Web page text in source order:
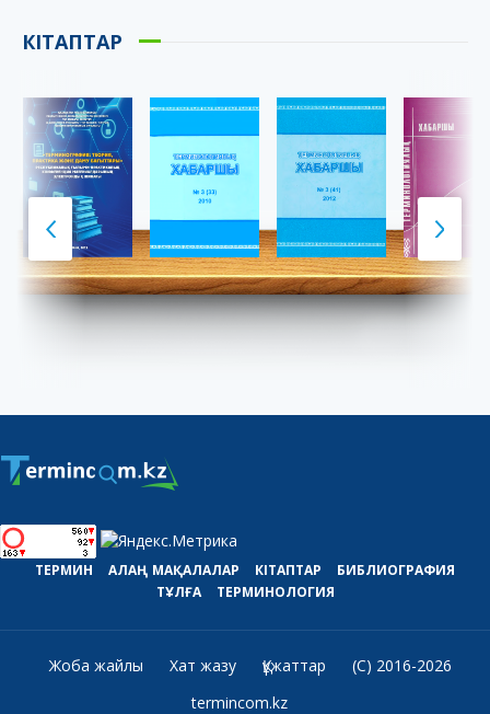
КІТАПТАР
ТЕРМИН АЛАҢ МАҚАЛАЛАР КІТАПТАР
БИБЛИОГРАФИЯ
ТҰЛҒА
ТЕРМИНОЛОГИЯ
Жоба жайлы Хат жазу Құжаттар
(C) 2016-2026
termincom.kz